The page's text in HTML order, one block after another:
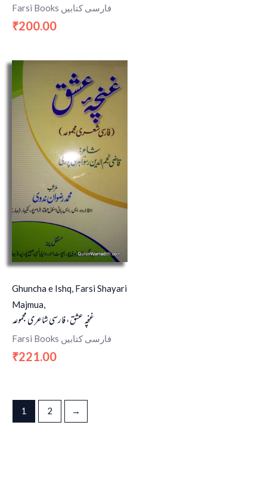
Farsi Books فارسی کتابیں
₹200.00
Ghuncha e Ishq, Farsi Shayari
Majmua,
غنچہ عشق، فارسی شاعری مجموعہ
Farsi Books فارسی کتابیں
₹221.00
1 2 →